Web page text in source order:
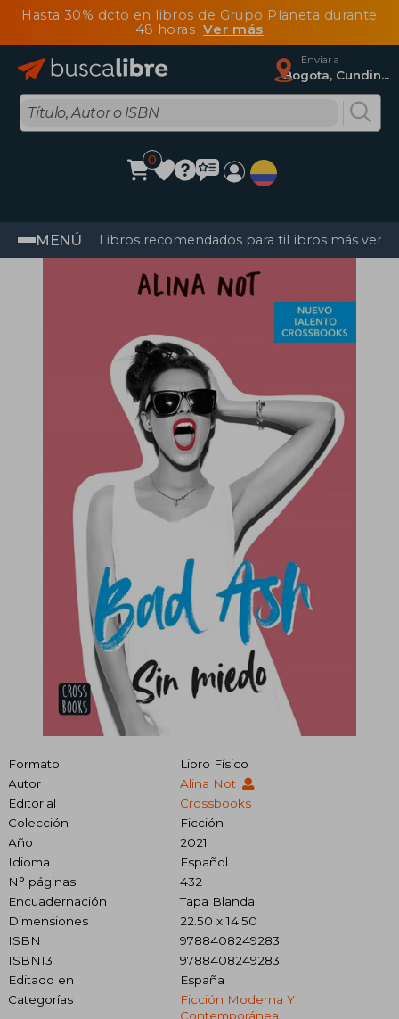
Hasta 30% dcto en libros de Grupo Planeta durante
48 horasVer más
Enviar a
Bogota, Cundinamarca
0
MENÚ Libros recomendados para tiLibros más
Formato
Libro Físico
Autor
Alina Not
Editorial
Crossbooks
Colección
Ficción
Año
2021
Idioma
Español
N° páginas
432
Encuadernación
Tapa Blanda
Dimensiones
22.50 x 14.50
ISBN
9788408249283
ISBN13
9788408249283
Editado en
España
Categorías
Ficción Moderna Y
Contemporánea